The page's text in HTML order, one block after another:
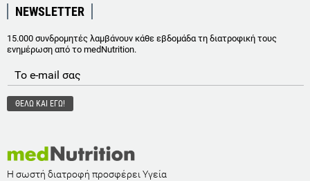
NEWSLETTER
15.000 συνδρομητές λαμβάνουν κάθε εβδομάδα τη διατροφική τους
ενημέρωση από το medNutrition.
Η σωστή διατροφή προσφέρει Υγεία